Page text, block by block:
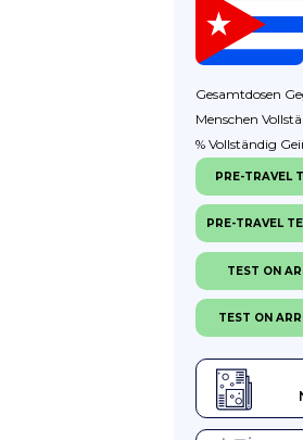
Gesamtdosen
Menschen
% Vollständig
PRE-TRAVEL
PRE-TRAVEL
TEST ON
TEST ON